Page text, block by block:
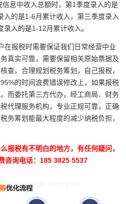
中收入总额时，第1季度录入的是
入的是1-6月累计收入，第三季度录入
入的是1-12月累计收入。
报税时需要保证我们日常经营中业
真实可靠，需要保留相关原始票据及
查。合理规划税务筹划，自己报税，
的时间浪费错误修改上，如果报税
而委托第三方代办，经工商局、财务
代理服务机构，专业正规可靠，正确
务筹划能最大程度的减少纳税负担，
报税有不明白的地方，有任何疑问，
咨询电话：185 3825 5537